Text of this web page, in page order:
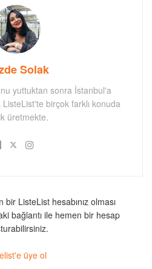
Solak
yuttuktan sonra İstanbul'a
birçok farklı konuda
üretmekte.
ListeList hesabınız olması
bağlantı ile hemen bir hesap
üye ol